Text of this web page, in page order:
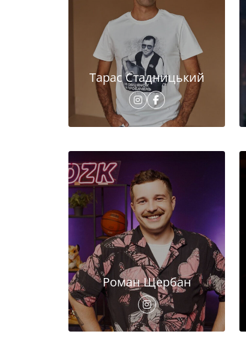
Тарас Стадницький
Роман Щербан